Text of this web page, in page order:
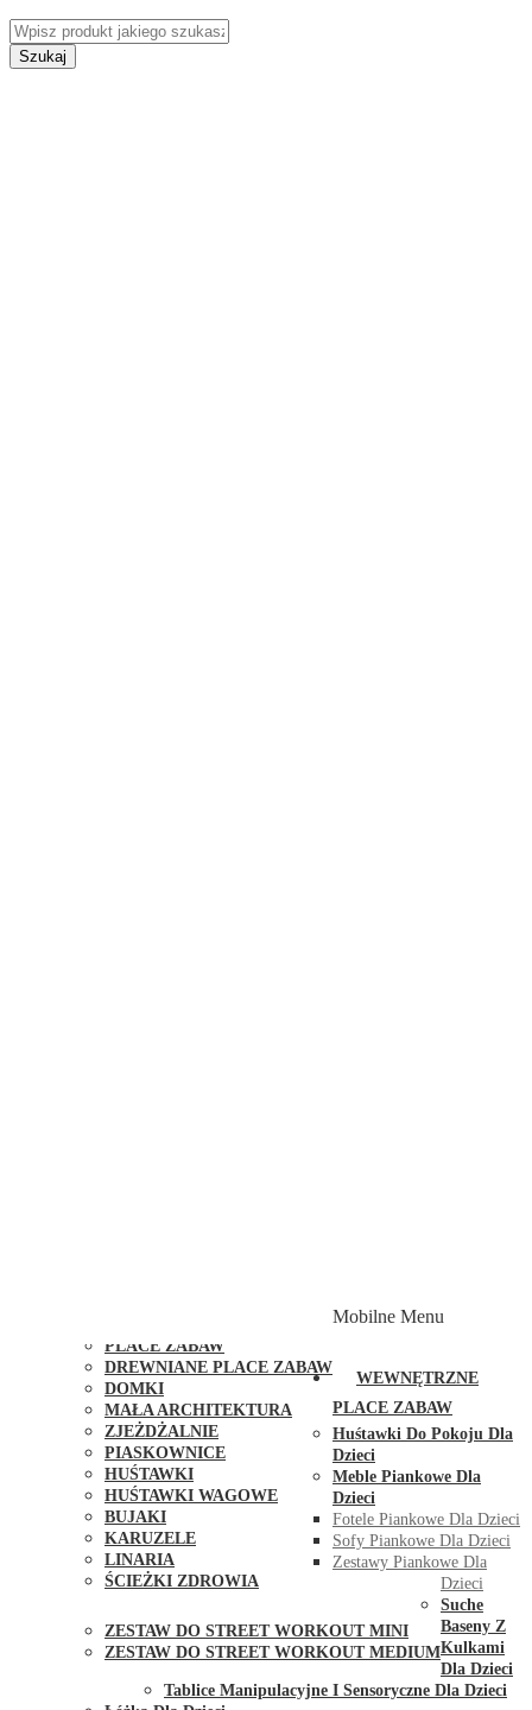
Szukaj
PLACE ZABAW
DREWNIANE PLACE ZABAW
DOMKI
MAŁA ARCHITEKTURA
ZJEŻDŻALNIE
PIASKOWNICE
HUŚTAWKI
HUŚTAWKI WAGOWE
BUJAKI
KARUZELE
LINARIA
ŚCIEŻKI ZDROWIA
ZESTAW DO STREET WORKOUT MINI
ZESTAW DO STREET WORKOUT MEDIUM
Mobilne Menu
WEWNĘTRZNE
PLACE ZABAW
Huśtawki Do Pokoju Dla
Dzieci
Meble Piankowe Dla
Dzieci
Fotele Piankowe Dla Dzieci
Sofy Piankowe Dla Dzieci
Zestawy Piankowe Dla
Dzieci
Suche
Baseny Z
Kulkami
Dla Dzieci
Tablice Manipulacyjne I Sensoryczne Dla Dzieci